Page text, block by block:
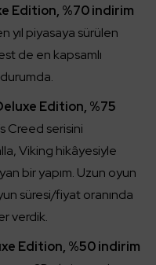
Edition, %70 indirim
yıl piyasaya sürülen
de en kapsamlı
Edition, %75
Creed serisini
Viking hikâyesiyle
bir yapım. Uzun oyun
süresi/fiyat oranında
verdik.
Edition, %50 indirim